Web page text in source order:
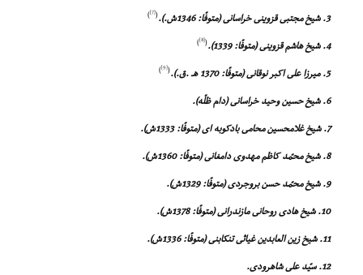
3. شیخ مجتبى قزوینى خراسانى (متوفّا: 1346ش.). (
[7]
)
4. شیخ هاشم قزوینى (متوفّا: 1339). (
[8]
)
5. میرزا على اکبر نوقانى (متوفّا: 1370 هـ .ق.). (
[9]
)
6. شیخ حسین وحید خراسانى (دام ظلّه).
7. شیخ غلامحسین محامى بادکوبه اى (متوفّا: 1333ش).
8. شیخ محمّد کاظم مهدوى دامغانى (متوفّا: 1360ش).
9. شیخ محمّد حسن بروجردى (متوفّا: 1329ش).
10. شیخ هادى روحانى مازندرانى (متوفّا: 1378ش).
11. شیخ زین العابدین غیاثى تنکابنى (متوفّا: 1336ش).
12. سیّد على شاهرودى.